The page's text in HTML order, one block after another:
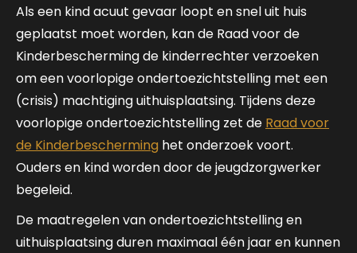
Als een kind acuut gevaar loopt en snel uit huis
geplaatst moet worden, kan de Raad voor de
Kinderbescherming de kinderrechter verzoeken
om een voorlopige ondertoezichtstelling met een
(crisis) machtiging uithuisplaatsing. Tijdens deze
voorlopige ondertoezichtstelling zet de Raad voor
de Kinderbescherming het onderzoek voort.
Ouders en kind worden door de jeugdzorgwerker
begeleid.
De maatregelen van ondertoezichtstelling en
uithuisplaatsing duren maximaal één jaar en kunnen